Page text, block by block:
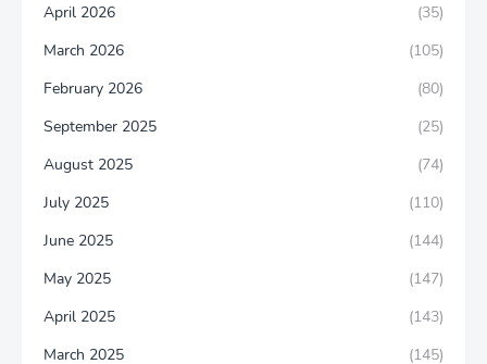
April 2026
(35)
March 2026
(105)
February 2026
(80)
September 2025
(25)
August 2025
(74)
July 2025
(110)
June 2025
(144)
May 2025
(147)
April 2025
(143)
March 2025
(145)